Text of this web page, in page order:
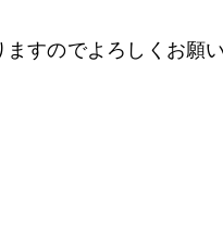
すのでよろしくお願い